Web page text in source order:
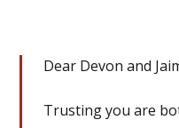
Dear Devon and
Trusting you are